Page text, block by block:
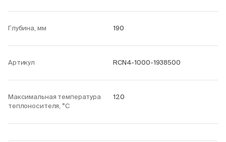
Глубина, мм 190
Артикул RCN4-1000-1938500
Максимальная температура
теплоносителя, °С
120